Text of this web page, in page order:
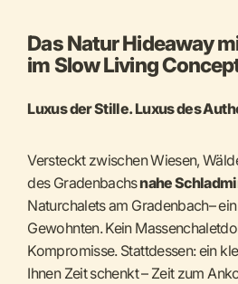
Das Natur Hideaway
im Slow Living
Luxus der Stille. Luxus des
Versteckt zwischen Wiesen,
des Gradenbachsnahe
Naturchalets am Gradenbach–
Gewohnten. Kein
Kompromisse. Stattdessen: ein
Ihnen Zeit schenkt – Zeit zum